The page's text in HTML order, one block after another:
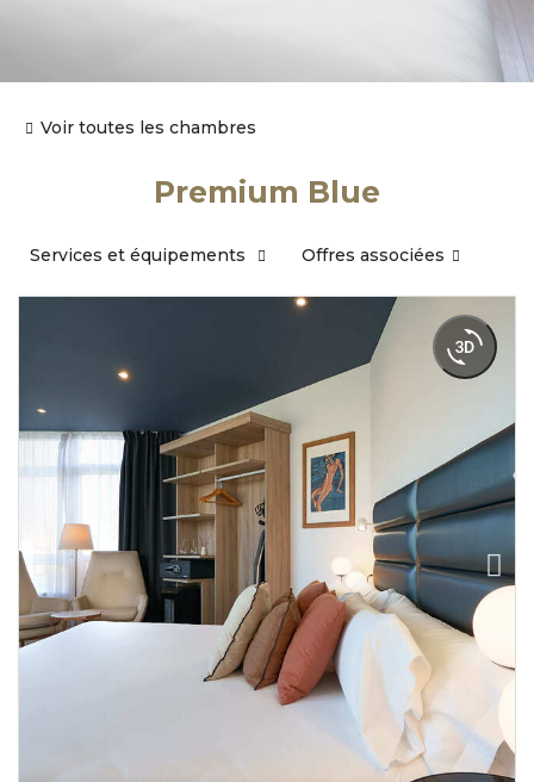
Voir toutes les chambres
Premium Blue
Services et équipements Offres associées